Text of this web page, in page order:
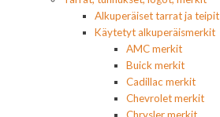
Alkuperäiset tarrat ja teipit
Käytetyt alkuperäismerkit
AMC merkit
Buick merkit
Cadillac merkit
Chevrolet merkit